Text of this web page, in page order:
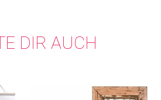
DIR AUCH